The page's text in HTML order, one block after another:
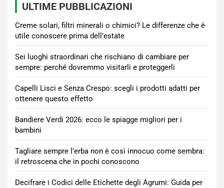
ULTIME PUBBLICAZIONI
Creme solari, filtri minerali o chimici? Le differenze che è
utile conoscere prima dell’estate
Sei luoghi straordinari che rischiano di cambiare per
sempre: perché dovremmo visitarli e proteggerli
Capelli Lisci e Senza Crespo: scegli i prodotti adatti per
ottenere questo effetto
Bandiere Verdi 2026: ecco le spiagge migliori per i
bambini
Tagliare sempre l’erba non è così innocuo come sembra:
il retroscena che in pochi conoscono
Decifrare i Codici delle Etichette degli Agrumi: Guida per